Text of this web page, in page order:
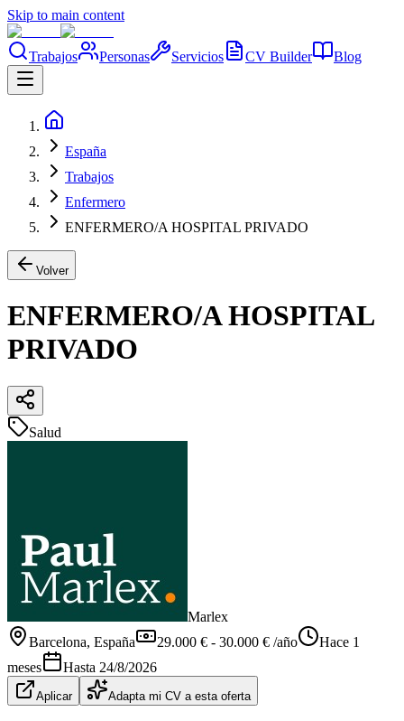
Skip to main content
Trabajos Personas Servicios CV Builder Blog
España
Trabajos
Enfermero
ENFERMERO/A HOSPITAL PRIVADO
Volver
ENFERMERO/A HOSPITAL
PRIVADO
Salud
Marlex
Barcelona, España 29.000 € - 30.000 € /año
Hace 1
meses
Hasta 24/8/2026
Aplicar Adapta mi CV a esta oferta